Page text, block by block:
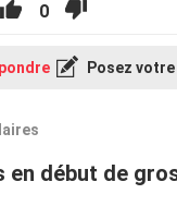
0
Posez
en début de